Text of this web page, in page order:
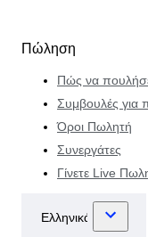
Πώληση
Πώς να
Συμβουλές για
Όροι Πωλητή
Συνεργάτες
Γίνετε Live